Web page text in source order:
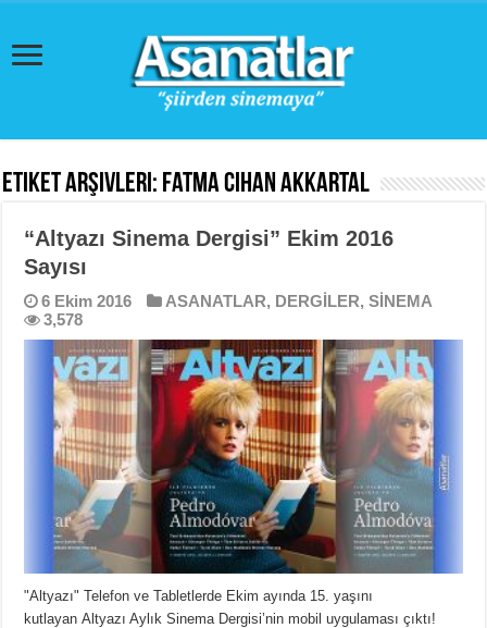
Etiket Arşivleri: Fatma Cihan Akkartal
“Altyazı Sinema Dergisi” Ekim 2016
Sayısı
6 Ekim 2016 ASANATLAR, DERGİLER,SİNEMA
3,578
"Altyazı" Telefon ve Tabletlerde Ekim ayında 15. yaşını
kutlayan Altyazı Aylık Sinema Dergisi’nin mobil uygulaması çıktı!